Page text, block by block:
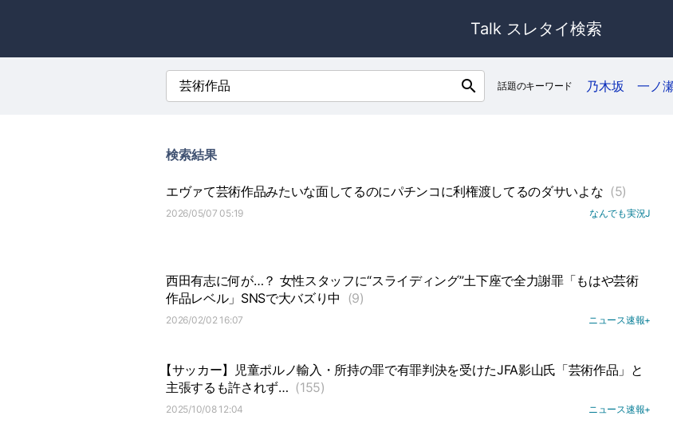
Talk スレタイ検索
search 話題のキーワード 乃木坂 一ノ
検索結果
エヴァて芸術作品みたいな面してるのにパチンコに利権渡してるのダサいよな (5)
2026/05/07 05:19 なんでも実況J
西田有志に何が…？ 女性スタッフに“スライディング”土下座で全力謝罪「もはや芸術
作品レベル」SNSで大バズり中 (9)
2026/02/02 16:07 ニュース速報+
【サッカー】児童ポルノ輸入・所持の罪で有罪判決を受けたJFA影山氏「芸術作品」と
主張するも許されず… (155)
2025/10/08 12:04 ニュース速報+